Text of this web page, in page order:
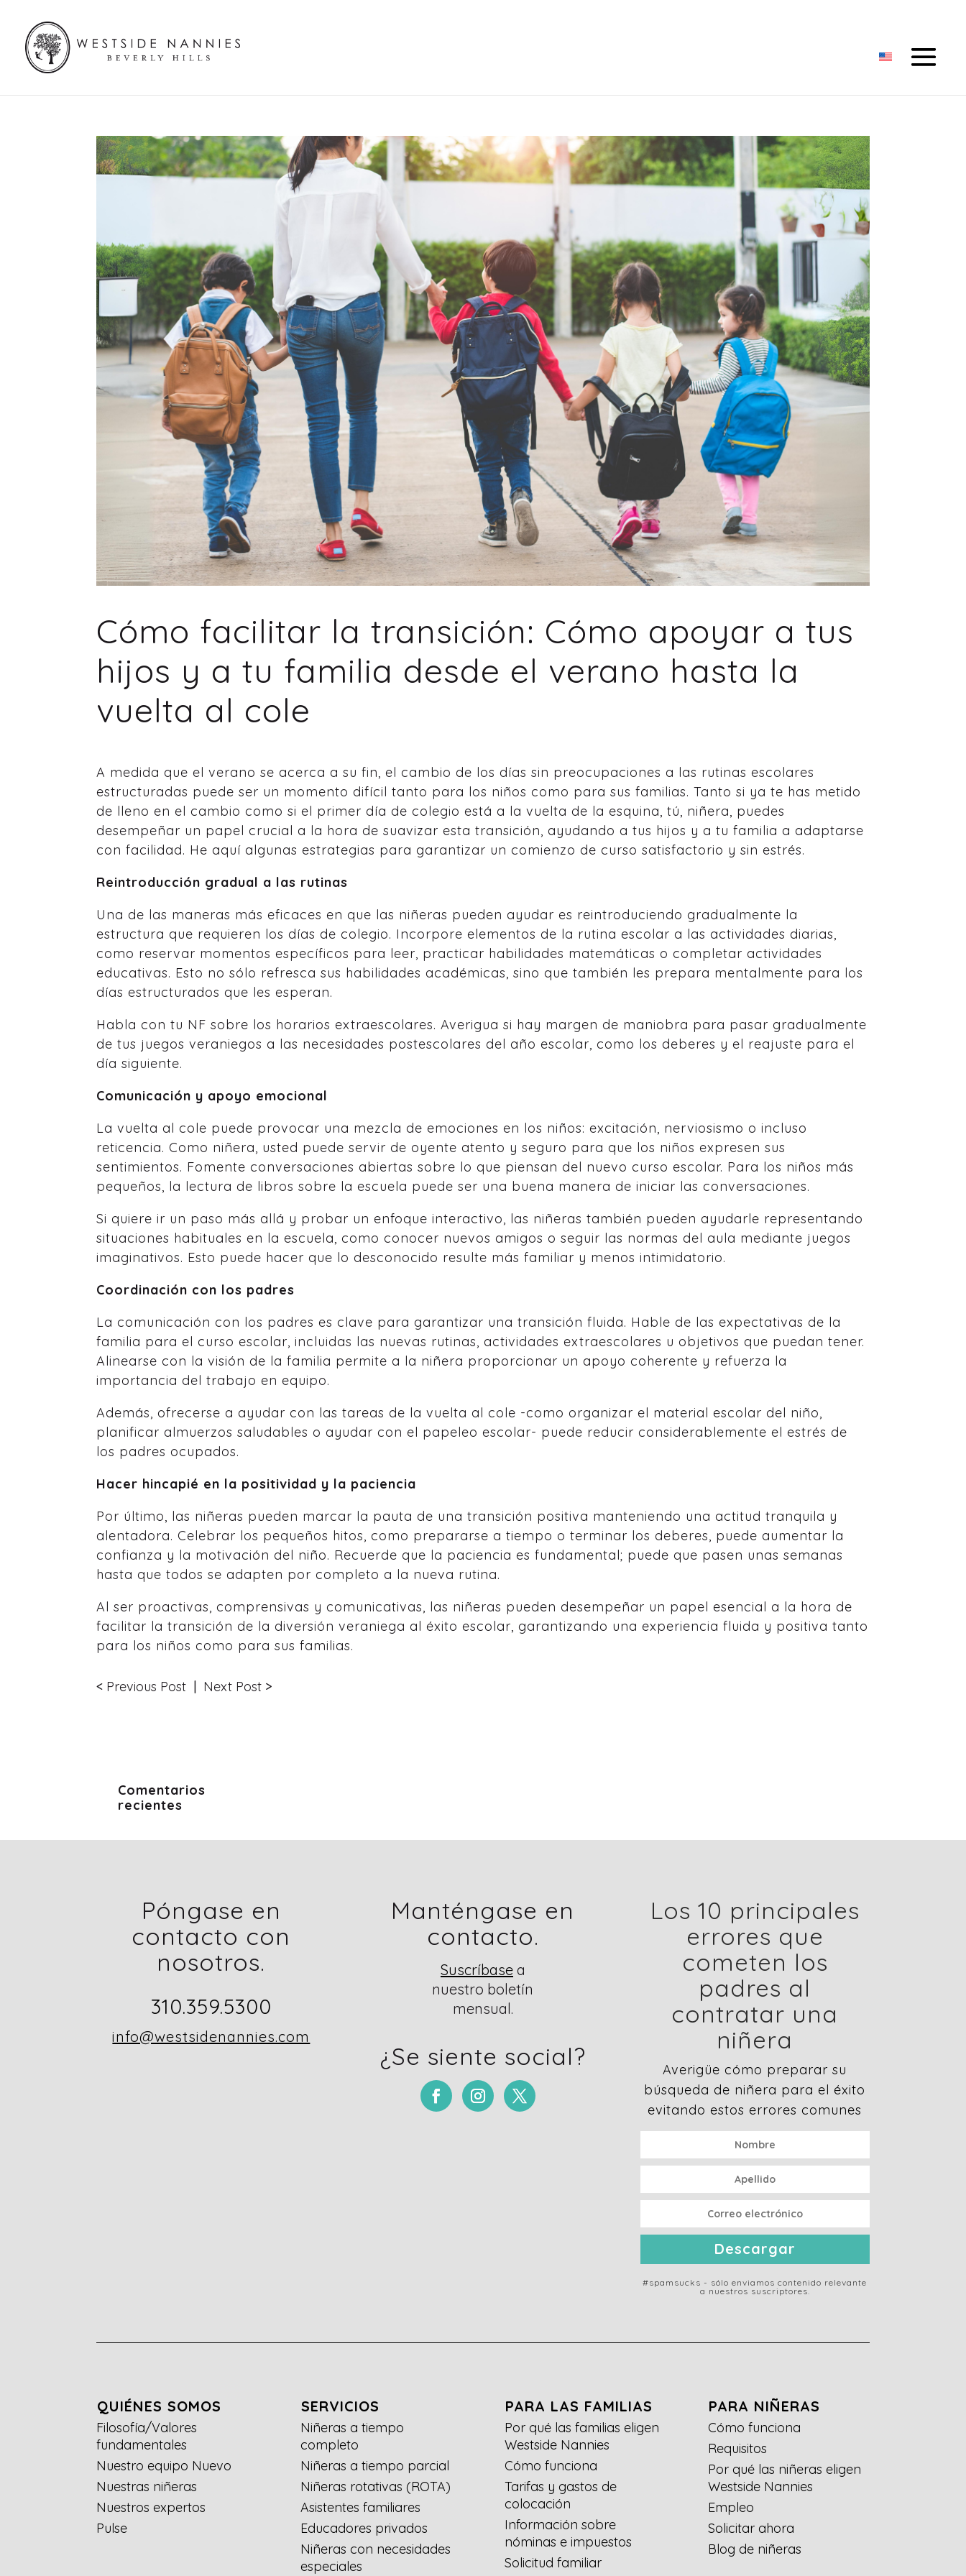
Cómo facilitar la transición: Cómo apoyar a tus
hijos y a tu familia desde el verano hasta la
vuelta al cole
A medida que el verano se acerca a su fin, el cambio de los días sin preocupaciones a las rutinas escolares
estructuradas puede ser un momento difícil tanto para los niños como para sus familias. Tanto si ya te has metido
de lleno en el cambio como si el primer día de colegio está a la vuelta de la esquina, tú, niñera, puedes
desempeñar un papel crucial a la hora de suavizar esta transición, ayudando a tus hijos y a tu familia a adaptarse
con facilidad. He aquí algunas estrategias para garantizar un comienzo de curso satisfactorio y sin estrés.
Reintroducción gradual a las rutinas
Una de las maneras más eficaces en que las niñeras pueden ayudar es reintroduciendo gradualmente la
estructura que requieren los días de colegio. Incorpore elementos de la rutina escolar a las actividades diarias,
como reservar momentos específicos para leer, practicar habilidades matemáticas o completar actividades
educativas. Esto no sólo refresca sus habilidades académicas, sino que también les prepara mentalmente para los
días estructurados que les esperan.
Habla con tu NF sobre los horarios extraescolares. Averigua si hay margen de maniobra para pasar gradualmente
de tus juegos veraniegos a las necesidades postescolares del año escolar, como los deberes y el reajuste para el
día siguiente.
Comunicación y apoyo emocional
La vuelta al cole puede provocar una mezcla de emociones en los niños: excitación, nerviosismo o incluso
reticencia. Como niñera, usted puede servir de oyente atento y seguro para que los niños expresen sus
sentimientos. Fomente conversaciones abiertas sobre lo que piensan del nuevo curso escolar. Para los niños más
pequeños, la lectura de libros sobre la escuela puede ser una buena manera de iniciar las conversaciones.
Si quiere ir un paso más allá y probar un enfoque interactivo, las niñeras también pueden ayudarle representando
situaciones habituales en la escuela, como conocer nuevos amigos o seguir las normas del aula mediante juegos
imaginativos. Esto puede hacer que lo desconocido resulte más familiar y menos intimidatorio.
Coordinación con los padres
La comunicación con los padres es clave para garantizar una transición fluida. Hable de las expectativas de la
familia para el curso escolar, incluidas las nuevas rutinas, actividades extraescolares u objetivos que puedan tener.
Alinearse con la visión de la familia permite a la niñera proporcionar un apoyo coherente y refuerza la
importancia del trabajo en equipo.
Además, ofrecerse a ayudar con las tareas de la vuelta al cole -como organizar el material escolar del niño,
planificar almuerzos saludables o ayudar con el papeleo escolar- puede reducir considerablemente el estrés de
los padres ocupados.
Hacer hincapié en la positividad y la paciencia
Por último, las niñeras pueden marcar la pauta de una transición positiva manteniendo una actitud tranquila y
alentadora. Celebrar los pequeños hitos, como prepararse a tiempo o terminar los deberes, puede aumentar la
confianza y la motivación del niño. Recuerde que la paciencia es fundamental; puede que pasen unas semanas
hasta que todos se adapten por completo a la nueva rutina.
Al ser proactivas, comprensivas y comunicativas, las niñeras pueden desempeñar un papel esencial a la hora de
facilitar la transición de la diversión veraniega al éxito escolar, garantizando una experiencia fluida y positiva tanto
para los niños como para sus familias.
< Previous Post | Next Post >
Comentarios
recientes
Póngase en
contacto con
nosotros.
310.359.5300
info@westsidenannies.com
Manténgase en
contacto.
Suscríbasea
nuestro boletín
mensual.
¿Se siente social?
Los 10 principales
errores que
cometen los
padres al
contratar una
niñera
Averigüe cómo preparar su
búsqueda de niñera para el éxito
evitando estos errores comunes
Descargar
#spamsucks - sólo enviamos contenido relevante
a nuestros suscriptores.
QUIÉNES SOMOS
Filosofía/Valores
fundamentales
Nuestro equipo Nuevo
Nuestras niñeras
Nuestros expertos
Pulse
SERVICIOS
Niñeras a tiempo
completo
Niñeras a tiempo parcial
Niñeras rotativas (ROTA)
Asistentes familiares
Educadores privados
Niñeras con necesidades
especiales
PARA LAS FAMILIAS
Por qué las familias eligen
Westside Nannies
Cómo funciona
Tarifas y gastos de
colocación
Información sobre
nóminas e impuestos
Solicitud familiar
PARA NIÑERAS
Cómo funciona
Requisitos
Por qué las niñeras eligen
Westside Nannies
Empleo
Solicitar ahora
Blog de niñeras